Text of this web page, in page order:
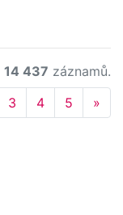
14 437 záznamů.
3 4 5 »